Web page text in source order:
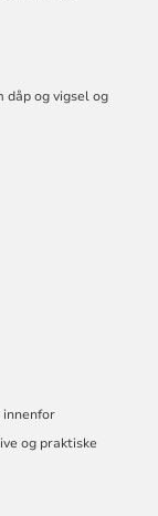
dåp og vigsel og
og praktiske